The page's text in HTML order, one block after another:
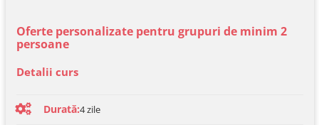
Oferte personalizate pentru grupuri de minim 2
persoane
Detalii curs
Durată:4zile